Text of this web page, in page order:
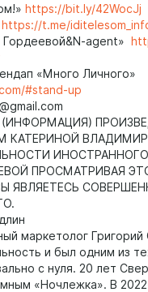
https://bit.ly/42WocJj
https://t.me/
Гордеевой&N-agent»
«Много Личного»
#stand-up
КАТЕРИНОЙ
ИНОСТРАННОГО
ПРОСМАТРИВАЯ
ЯВЛЯЕТЕСЬ
маркетолог
и был одним из
с нуля. 20 лет
«Ночлежка». В